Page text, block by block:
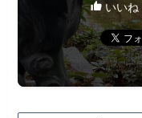
いい